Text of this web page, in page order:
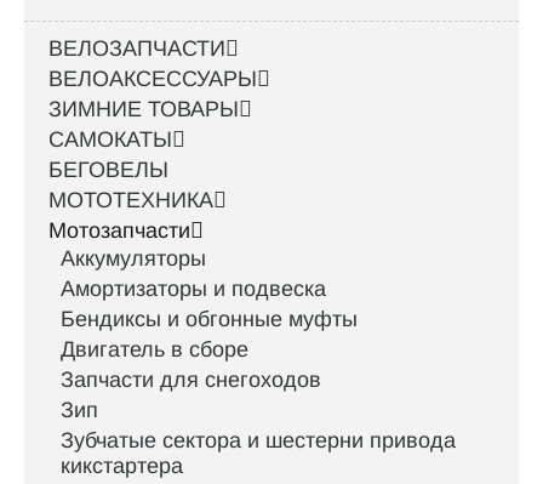
ВЕЛОЗАПЧАСТИ
ВЕЛОАКСЕССУАРЫ
ЗИМНИЕ ТОВАРЫ
САМОКАТЫ
БЕГОВЕЛЫ
МОТОТЕХНИКА
Мотозапчасти
Аккумуляторы
Амортизаторы и подвеска
Бендиксы и обгонные муфты
Двигатель в сборе
Запчасти для снегоходов
Зип
Зубчатые сектора и шестерни привода
кикстартера